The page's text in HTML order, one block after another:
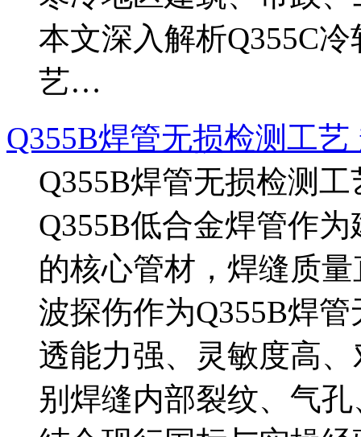
本文深入解析Q355C
艺…
Q355B焊管无损检测工
Q355B焊管无损检测
Q355B低合金焊管作
的核心管材，焊缝质
波探伤作为Q355B焊
透能力强、灵敏度高
别焊缝内部裂纹、气